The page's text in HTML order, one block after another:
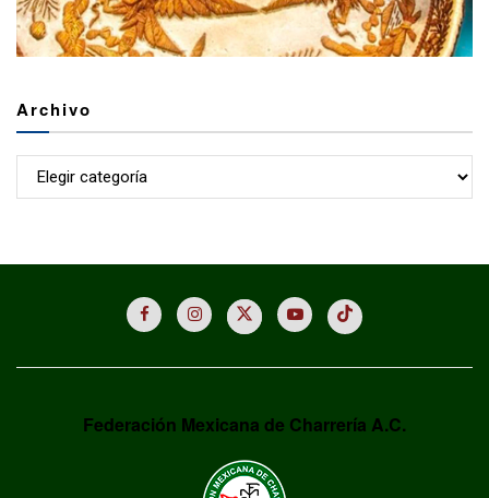
Archivo
Archivo
Federación Mexicana de Charrería A.C.